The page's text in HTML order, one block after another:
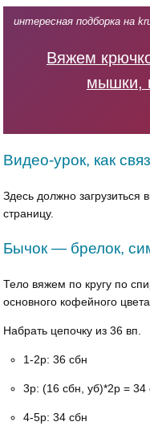
интересная подборка на
Вяжем
мышки,
Видео-урок, как
Здесь должно загрузиться
страницу.
Бычок — брелок,
Тело вяжем по кругу по
основного кофейного цвета.
Набрать цепочку из 36 вп.
1-2р: 36 сбн
3р: (16 сбн, уб)*2р = 34
4-5р: 34 сбн